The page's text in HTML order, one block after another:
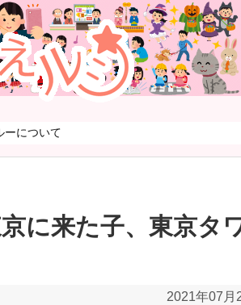
ーについて
に来た子、東京タ
2021年07月